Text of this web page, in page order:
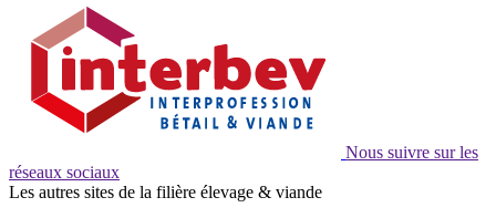
Nous suivre sur les
réseaux sociaux
Les autres sites de la filière élevage & viande